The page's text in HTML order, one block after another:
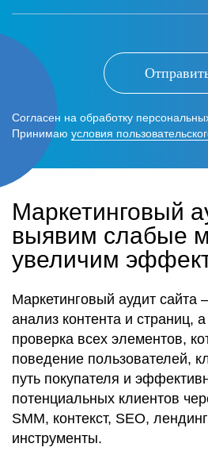
Согласен на обработку
Принимаю условия
Маркетинговый
выявим слабые
увеличим
Маркетинговый аудит сайта
анализ контента и страниц,
проверка всех элементов,
поведение пользователей,
путь покупателя и
потенциальных клиентов
SMM, контекст, SEO,
инструменты.